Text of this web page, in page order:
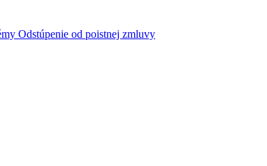
Odstúpenie od poistnej zmluvy